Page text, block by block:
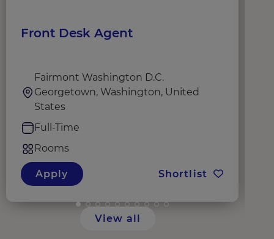
Front Desk Agent
Fairmont Washington D.C.
Georgetown, Washington, United
States
Full-Time
Rooms
Apply Shortlist
View all